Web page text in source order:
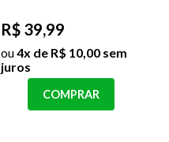
R$ 39,99
ou4x de R$ 10,00 sem
juros
COMPRAR